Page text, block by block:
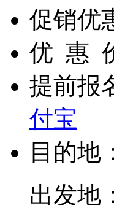
促销优
优 惠
提前报
付宝
目的地：
出发地